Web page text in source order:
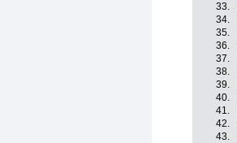
33.
34.
35.
36.
37.
38.
39.
40.
41.
42.
43.